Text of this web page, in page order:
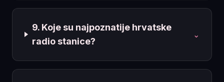
9. Koje su najpoznatije hrvatske
radio stanice?
⌄